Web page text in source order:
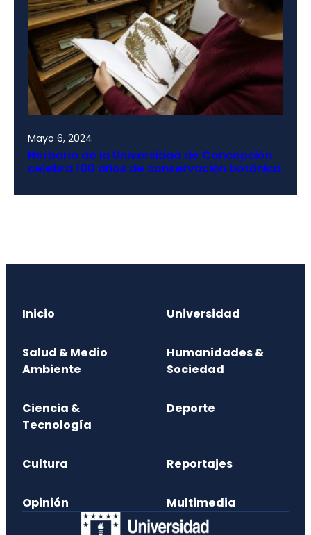
Mayo 6, 2024
Herbario de la Universidad de Concepción
celebra 100 años de conservación botánica
Inicio Universidad
Salud & Medio
Ambiente
Humanidades &
Sociedad
Ciencia &
Tecnología
Deporte
Cultura Reportajes
Opinión Multimedia